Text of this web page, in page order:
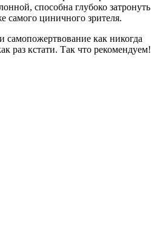
способна глубоко затронуть
самого циничного зрителя.
самопожертвование как никогда
раз кстати. Так что рекомендуем!